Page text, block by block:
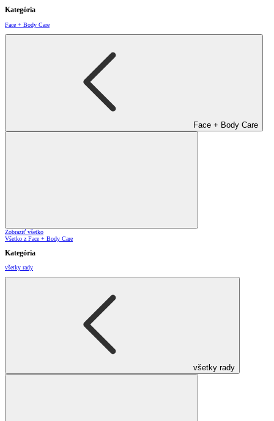
Kategória
Face + Body Care
Face + Body Care
Zobraziť všetko
Všetko z Face + Body Care
Kategória
všetky rady
všetky rady